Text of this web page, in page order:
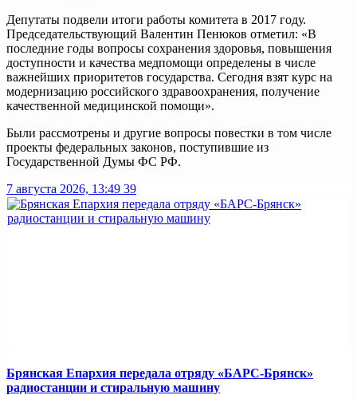
Депутаты подвели итоги работы комитета в 2017 году.
Председательствующий Валентин Пенюков отметил: «В
последние годы вопросы сохранения здоровья, повышения
доступности и качества медпомощи определены в числе
важнейших приоритетов государства. Сегодня взят курс на
модернизацию российского здравоохранения, получение
качественной медицинской помощи».
Были рассмотрены и другие вопросы повестки в том числе
проекты федеральных законов, поступившие из
Государственной Думы ФС РФ.
7 августа 2026, 13:49 39
Брянская Епархия передала отряду «БАРС-Брянск»
радиостанции и стиральную машину